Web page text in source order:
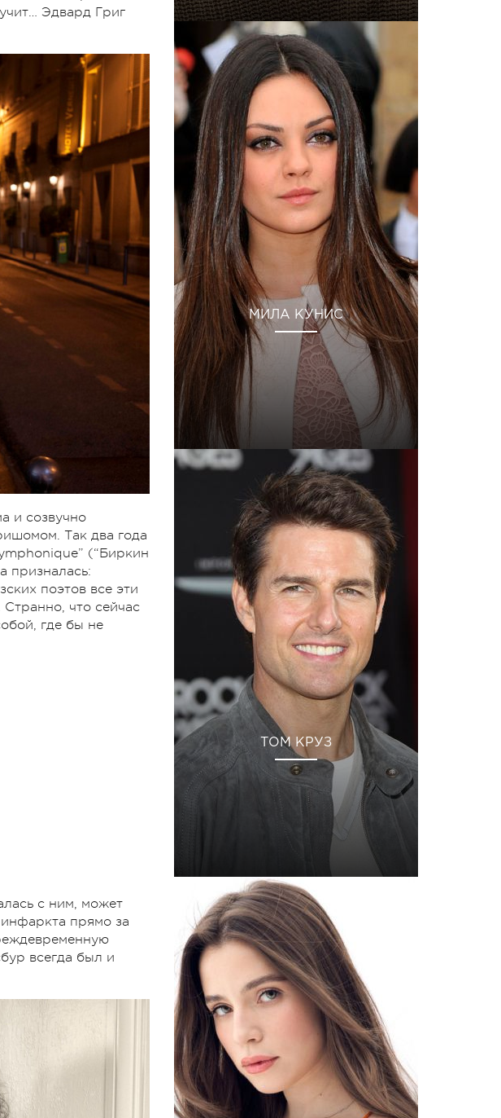
Эдвард Григ
и созвучно
Так два года
(“Биркин
призналась:
поэтов все эти
что сейчас
где бы не
с ним, может
прямо за
всегда был и
МИЛА КУНИС
ТОМ КРУЗ